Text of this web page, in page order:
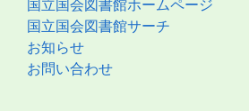
国立国会図書館ホームページ
国立国会図書館サーチ
お知らせ
お問い合わせ